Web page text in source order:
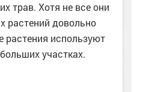
трав. Хотя не все они
растений довольно
растения используют
участках.